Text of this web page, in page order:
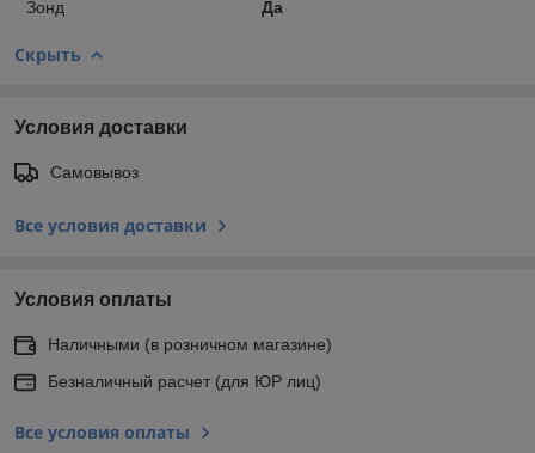
Зонд Да
Скрыть
Условия доставки
Самовывоз
Все условия доставки
Условия оплаты
Наличными (в розничном магазине)
Безналичный расчет (для ЮР лиц)
Все условия оплаты